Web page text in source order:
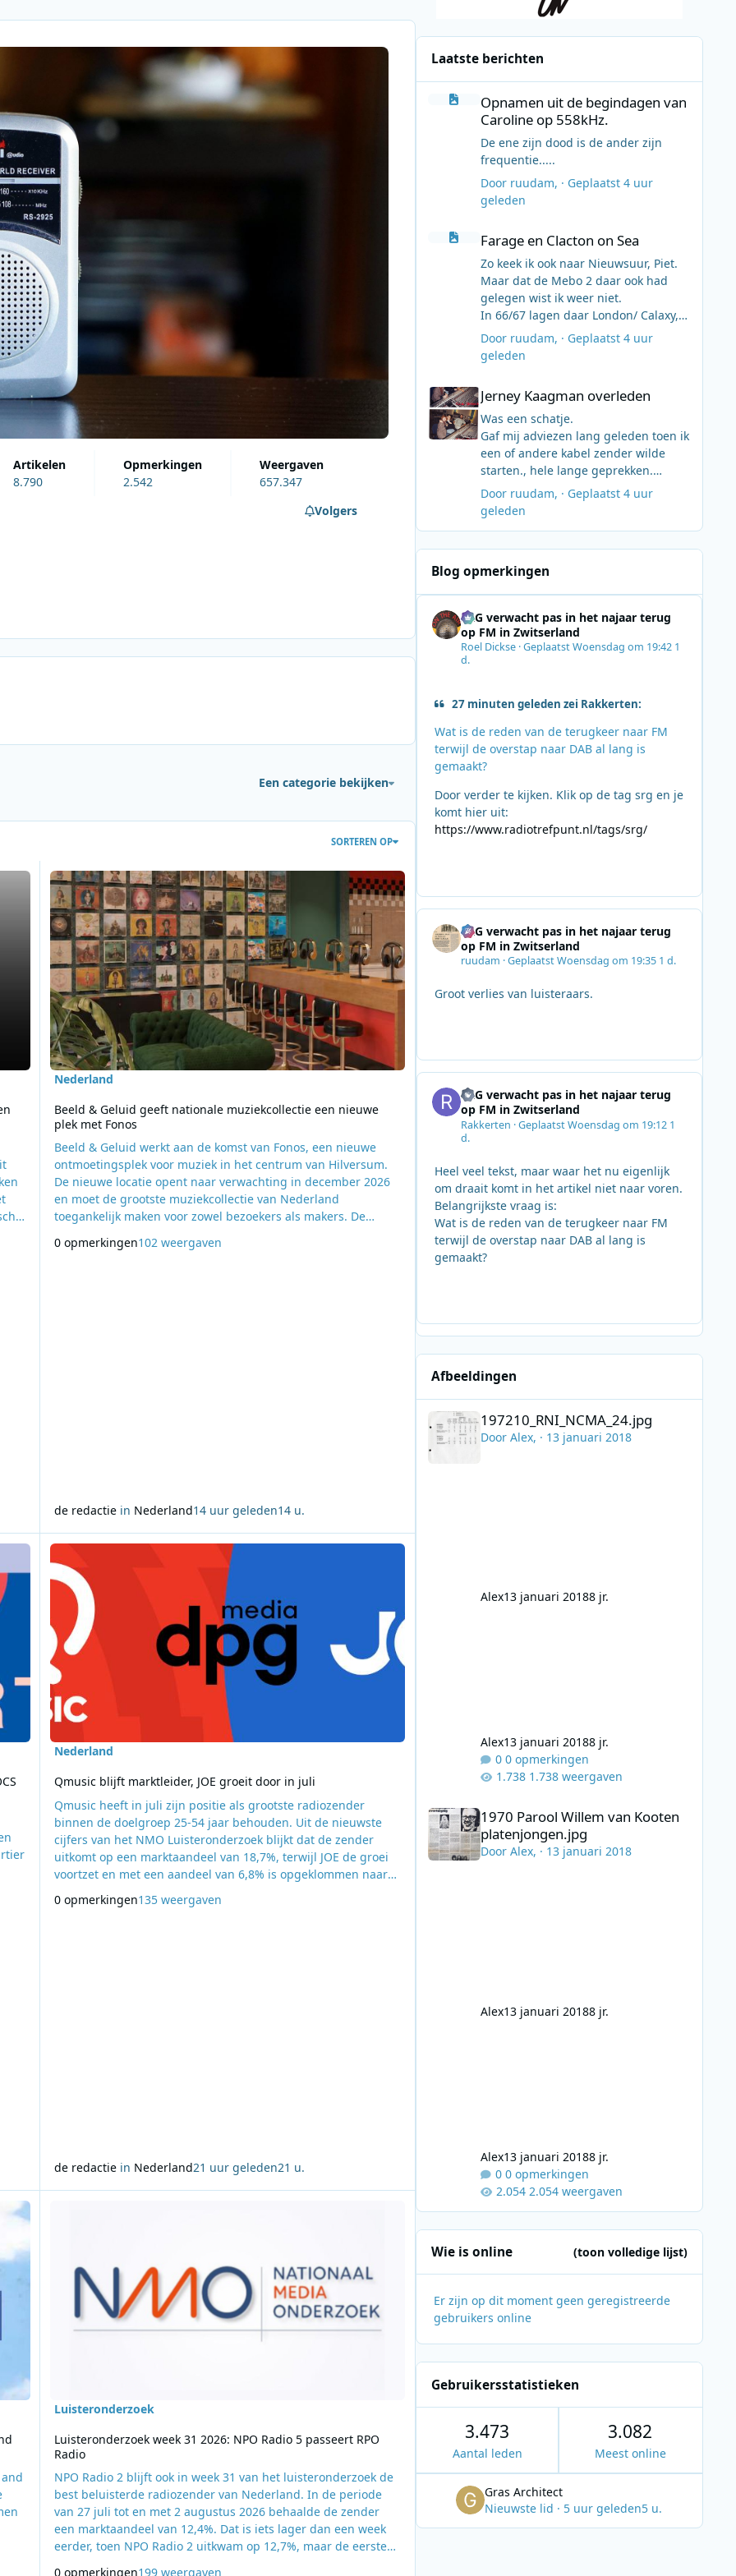
artikelen
8.790
opmerkingen
2.542
weergaven
657.347
Volgers
Een categorie bekijken
SORTEREN OP
Top 40 en oude radiofragmenten
Lees meer over Beeld & Geluid geeft nationale muziekcollectie een nieuwe plek met Fonos
Nederland
Beeld & Geluid geeft nationale muziekcollectie een nieuwe
plek met Fonos
Beeld & Geluid werkt aan de komst van Fonos, een nieuwe
ontmoetingsplek voor muziek in het centrum van Hilversum.
De nieuwe locatie opent naar verwachting in december 2026
en moet de grootste muziekcollectie van Nederland
toegankelijk maken voor zowel bezoekers als makers. De
Fonos wordt een omvangrijke collectie van meer dan 1,5
0 opmerkingen102 weergaven
de redactie in Nederland14 uur geleden14 u.
met DOCS KRT
Lees meer over Qmusic blijft marktleider, JOE groeit door in juli
Nederland
Qmusic blijft marktleider, JOE groeit door in juli
Qmusic heeft in juli zijn positie als grootste radiozender
binnen de doelgroep 25-54 jaar behouden. Uit de nieuwste
cijfers van het NMO Luisteronderzoek blijkt dat de zender
uitkomt op een marktaandeel van 18,7%, terwijl JOE de groei
voortzet en met een aandeel van 6,8% is opgeklommen naar
DPG Media een marktaandeel van 30,7%. Qmusic bereikte in
0 opmerkingen135 weergaven
de redactie in Nederland21 uur geleden21 u.
Scotland en Radio 270
Lees meer over Luisteronderzoek week 31 2026: NPO Radio 5 passeert RPO Radio
Luisteronderzoek
Luisteronderzoek week 31 2026: NPO Radio 5 passeert RPO
Radio
NPO Radio 2 blijft ook in week 31 van het luisteronderzoek de
best beluisterde radiozender van Nederland. In de periode
van 27 juli tot en met 2 augustus 2026 behaalde de zender
een marktaandeel van 12,4%. Dat is iets lager dan een week
eerder, toen NPO Radio 2 uitkwam op 12,7%, maar de eerste
0 opmerkingen199 weergaven
Laatste berichten
Opnamen uit de begindagen van Caroline op 558kHz.
Opnamen uit de begindagen van
Caroline op 558kHz.
De ene zijn dood is de ander zijn
frequentie.....
Door ruudam, · Geplaatst 4 uur
geleden
Farage en Clacton on Sea
Farage en Clacton on Sea
Zo keek ik ook naar Nieuwsuur, Piet.
Maar dat de Mebo 2 daar ook had
gelegen wist ik weer niet.
In 66/67 lagen daar London/ Calaxy,
Caroline/Mi Amigo en S R England-
Britain Radio/Laisser Faire.
Volgens mij allemaal bevoorraad
vd bevolking had daar direct mee te
maken.
Door ruudam, · Geplaatst 4 uur
geleden
Jerney Kaagman overleden
Was een schatje.
Gaf mij adviezen lang geleden toen ik
een of andere kabel zender wilde
starten., hele lange geprekken.
Ze had alle geduld met mij, een
nobody voor haar.
Verdrietig, ook die Parkinson.
Door ruudam, · Geplaatst 4 uur
geleden
Blog opmerkingen
SRG verwacht pas in het najaar terug
op FM in Zwitserland
Roel Dickse·GeplaatstWoensdag om 19:42 1
d.
27 minuten geleden zei Rakkerten:
Wat is de reden van de terugkeer naar FM
terwijl de overstap naar DAB al lang is
gemaakt?
Door verder te kijken. Klik op de tag srg en je
komt hier uit:
https://www.radiotrefpunt.nl/tags/srg/
SRG verwacht pas in het najaar terug
op FM in Zwitserland
ruudam ·GeplaatstWoensdag om 19:35 1 d.
Groot verlies van luisteraars.
SRG verwacht pas in het najaar terug
op FM in Zwitserland
Rakkerten ·GeplaatstWoensdag om 19:12 1
d.
Heel veel tekst, maar waar het nu eigenlijk
om draait komt in het artikel niet naar voren.
Belangrijkste vraag is:
Wat is de reden van de terugkeer naar FM
terwijl de overstap naar DAB al lang is
gemaakt?
Afbeeldingen
197210_RNI_NCMA_24.jpg
Door Alex, · 13 januari 2018
Alex13 januari 20188 jr.
Alex13 januari 20188 jr.
0 opmerkingen
1.738 weergaven
1970 Parool Willem van Kooten platenjongen.jpg
1970 Parool Willem van Kooten
platenjongen.jpg
Door Alex, · 13 januari 2018
Alex13 januari 20188 jr.
Alex13 januari 20188 jr.
0 opmerkingen
2.054 weergaven
Wie is online (toon volledige lijst)
Er zijn op dit moment geen geregistreerde
gebruikers online
Gebruikersstatistieken
3.473
Aantal leden
3.082
Meest online
Gras Architect
Nieuwste lid · 5 uur geleden5 u.